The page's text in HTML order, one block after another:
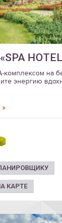
комплексом на
энергию
КАРТЕ